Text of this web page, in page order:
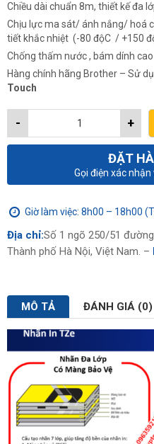
Chiều dài chuẩn 8m, thiết kế đa
Chịu lực ma sát/ ánh nắng/ hoá
tiết khắc nhiệt (-80 độC / +150
Chống thấm nước , bám dính cao
Hàng chính hãng Brother – Sử
Touch
+
-
ĐẶT
Gọi điện xác
Giờ làm việc: 8h00 – 18h00
Địa chỉ:Số 1 ngõ 250/51
Thành phố Hà Nội, Việt Nam. –
MÔ TẢ ĐÁNH GIÁ (0)